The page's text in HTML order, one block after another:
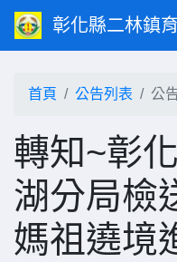
彰化縣二林鎮
首頁 公告列表 公
轉知~彰
湖分局檢
媽祖遶境